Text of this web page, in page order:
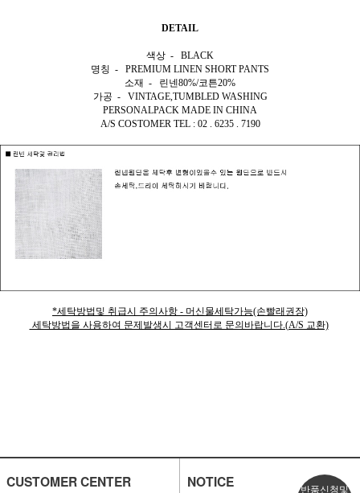
DETAIL
색상 - BLACK
명칭 - PREMIUM LINEN SHORT PANTS
소재 - 린넨80%/코튼20%
가공 - VINTAGE,TUMBLED WASHING
PERSONALPACK MADE IN CHINA
A/S COSTOMER TEL : 02 . 6235 . 7190
*세탁방법및 취급시 주의사항 - 머신물세탁가능(손빨래권장)
세탁방법을 사용하여 문제발생시 고객센터로 문의바랍니다.(A/S 교환)
CUSTOMER CENTER NOTICE 반품신청및